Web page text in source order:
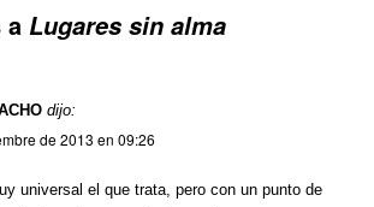
a Lugares sin alma
dijo:
de 2013 en 09:26
universal el que trata, pero con un punto de